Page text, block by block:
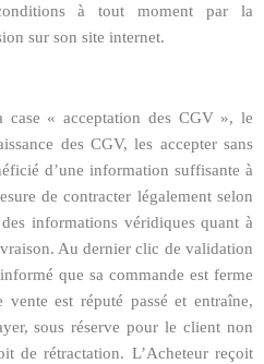
à tout moment par la
sur son site internet.
« acceptation des CGV », le
des CGV, les accepter sans
d’une information suffisante à
de contracter légalement selon
informations véridiques quant à
Au dernier clic de validation
que sa commande est ferme
est réputé passé et entraîne,
sous réserve pour le client non
de rétractation. L’Acheteur reçoit